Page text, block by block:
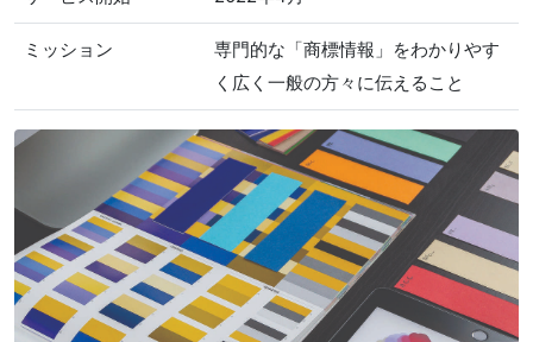
ミッション
専門的な「商標情報」をわかりやす
く広く一般の方々に伝えること